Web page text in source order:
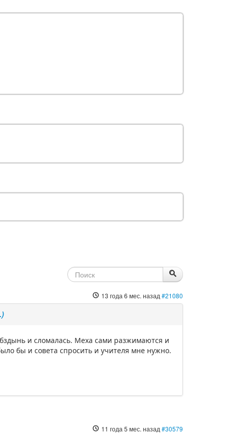
13 года 6 мес. назад #21080
и сломалась. Меха сами разжимаются и
бы и совета спросить и учителя мне нужно.
11 года 5 мес. назад #30579